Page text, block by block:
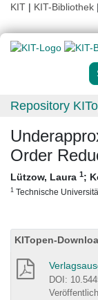
KIT | KIT-Bibliothek |
Repository
Order
Lützow, Laura 1;
1 Technische
KITopen-
DOI: